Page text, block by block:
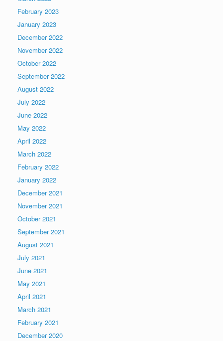
February 2023
January 2023
December 2022
November 2022
October 2022
September 2022
August 2022
July 2022
June 2022
May 2022
April 2022
March 2022
February 2022
January 2022
December 2021
November 2021
October 2021
September 2021
August 2021
July 2021
June 2021
May 2021
April 2021
March 2021
February 2021
December 2020